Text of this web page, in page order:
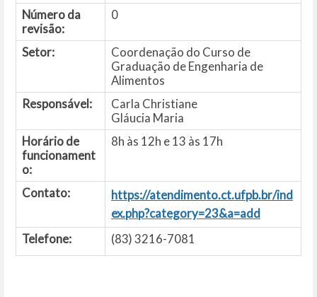
Número da
revisão:
0
Setor:
Coordenação do Curso de
Graduação de Engenharia de
Alimentos
Responsável:
Carla Christiane
Gláucia Maria
Horário de
funcionament
o:
8h às 12h e 13 às 17h
Contato:
https://atendimento.ct.ufpb.br/ind
ex.php?category=23&a=add
Telefone:
(83) 3216-7081